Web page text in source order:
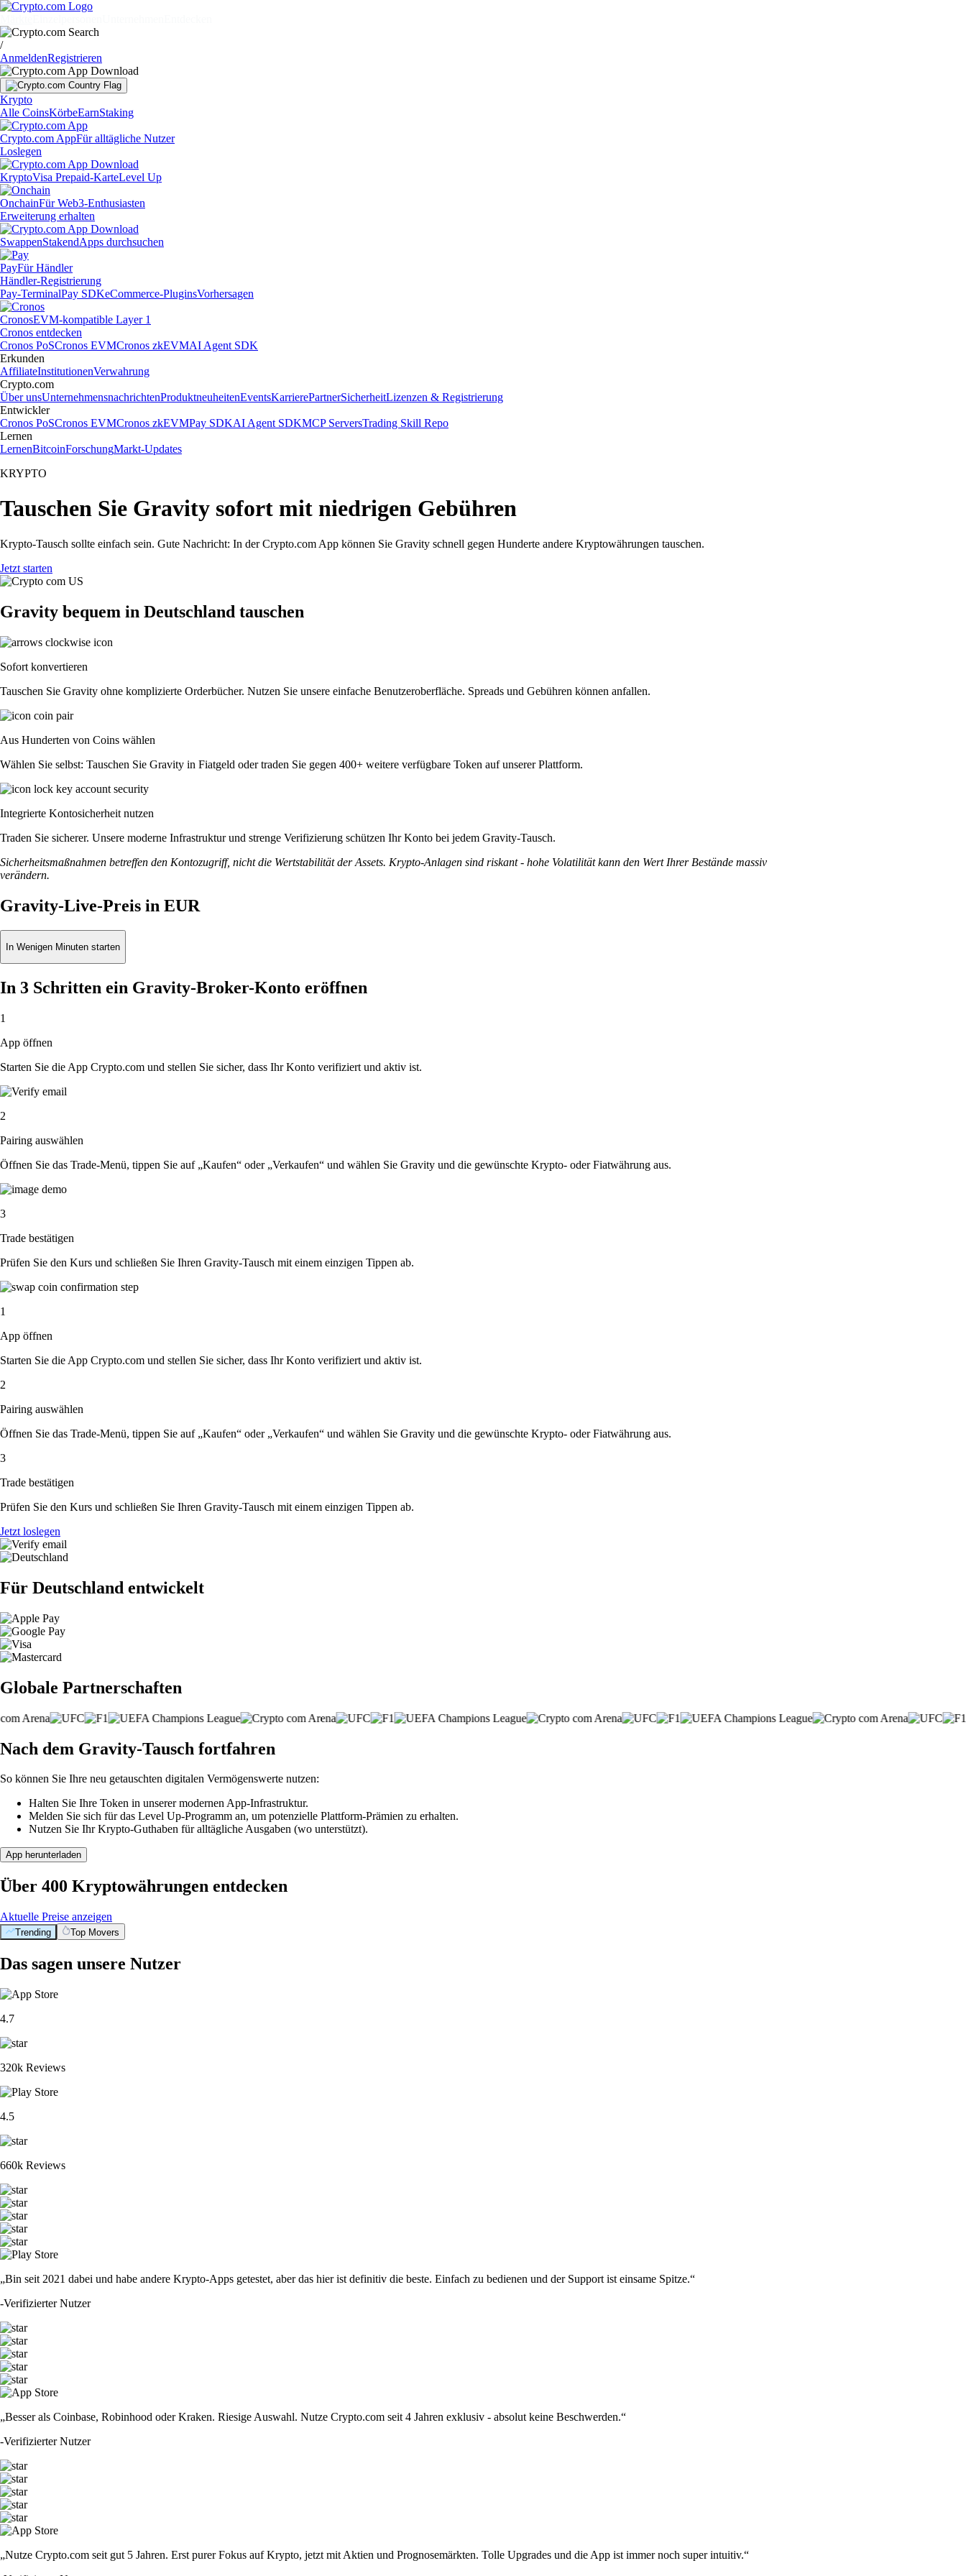
/
AnmeldenRegistrieren
Krypto
Alle CoinsKörbeEarnStaking
Crypto.com AppFür alltägliche Nutzer
Loslegen
KryptoVisa Prepaid-KarteLevel Up
OnchainFür Web3-Enthusiasten
Erweiterung erhalten
SwappenStakendApps durchsuchen
PayFür Händler
Händler-Registrierung
Pay-TerminalPay SDKeCommerce-PluginsVorhersagen
CronosEVM-kompatible Layer 1
Cronos entdecken
Cronos PoSCronos EVMCronos zkEVMAI Agent SDK
Erkunden
AffiliateInstitutionenVerwahrung
Crypto.com
Über unsUnternehmensnachrichtenProduktneuheitenEventsKarrierePartnerSicherheitLizenzen & Registrierung
Entwickler
Cronos PoSCronos EVMCronos zkEVMPay SDKAI Agent SDKMCP ServersTrading Skill Repo
Lernen
LernenBitcoinForschungMarkt-Updates
KRYPTO
Tauschen Sie Gravity sofort mit niedrigen Gebühren
Krypto-Tausch sollte einfach sein. Gute Nachricht: In der Crypto.com App können Sie Gravity schnell gegen Hunderte andere Kryptowährungen tauschen.
Jetzt starten
Gravity bequem in Deutschland tauschen
Sofort konvertieren
Tauschen Sie Gravity ohne komplizierte Orderbücher. Nutzen Sie unsere einfache Benutzeroberfläche. Spreads und Gebühren können anfallen.
Aus Hunderten von Coins wählen
Wählen Sie selbst: Tauschen Sie Gravity in Fiatgeld oder traden Sie gegen 400+ weitere verfügbare Token auf unserer Plattform.
Integrierte Kontosicherheit nutzen
Traden Sie sicherer. Unsere moderne Infrastruktur und strenge Verifizierung schützen Ihr Konto bei jedem Gravity-Tausch.
Sicherheitsmaßnahmen betreffen den Kontozugriff, nicht die Wertstabilität der Assets. Krypto-Anlagen sind riskant - hohe Volatilität kann den Wert Ihrer Bestände massiv
verändern.
Gravity-Live-Preis in EUR
In Wenigen Minuten starten
In 3 Schritten ein Gravity-Broker-Konto eröffnen
1
App öffnen
Starten Sie die App Crypto.com und stellen Sie sicher, dass Ihr Konto verifiziert und aktiv ist.
2
Pairing auswählen
Öffnen Sie das Trade-Menü, tippen Sie auf „Kaufen“ oder „Verkaufen“ und wählen Sie Gravity und die gewünschte Krypto- oder Fiatwährung aus.
3
Trade bestätigen
Prüfen Sie den Kurs und schließen Sie Ihren Gravity-Tausch mit einem einzigen Tippen ab.
1
App öffnen
Starten Sie die App Crypto.com und stellen Sie sicher, dass Ihr Konto verifiziert und aktiv ist.
2
Pairing auswählen
Öffnen Sie das Trade-Menü, tippen Sie auf „Kaufen“ oder „Verkaufen“ und wählen Sie Gravity und die gewünschte Krypto- oder Fiatwährung aus.
3
Trade bestätigen
Prüfen Sie den Kurs und schließen Sie Ihren Gravity-Tausch mit einem einzigen Tippen ab.
Jetzt loslegen
Für Deutschland entwickelt
Globale Partnerschaften
Nach dem Gravity-Tausch fortfahren
So können Sie Ihre neu getauschten digitalen Vermögenswerte nutzen:
Halten Sie Ihre Token in unserer modernen App-Infrastruktur.
Melden Sie sich für das Level Up-Programm an, um potenzielle Plattform-Prämien zu erhalten.
Nutzen Sie Ihr Krypto-Guthaben für alltägliche Ausgaben (wo unterstützt).
App herunterladen
Über 400 Kryptowährungen entdecken
Aktuelle Preise anzeigen
Trending Top Movers
Das sagen unsere Nutzer
4.7
320k Reviews
4.5
660k Reviews
„Bin seit 2021 dabei und habe andere Krypto-Apps getestet, aber das hier ist definitiv die beste. Einfach zu bedienen und der Support ist einsame Spitze.“
-Verifizierter Nutzer
„Besser als Coinbase, Robinhood oder Kraken. Riesige Auswahl. Nutze Crypto.com seit 4 Jahren exklusiv - absolut keine Beschwerden.“
-Verifizierter Nutzer
„Nutze Crypto.com seit gut 5 Jahren. Erst purer Fokus auf Krypto, jetzt mit Aktien und Prognosemärkten. Tolle Upgrades und die App ist immer noch super intuitiv.“